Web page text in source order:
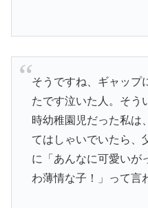
そうですね、ギャップ
たです泣いた人。そう
時幼稚園児だった私は
てはしゃいでいたら、
に「あんなに可愛いが
わ薄情な子！」って言